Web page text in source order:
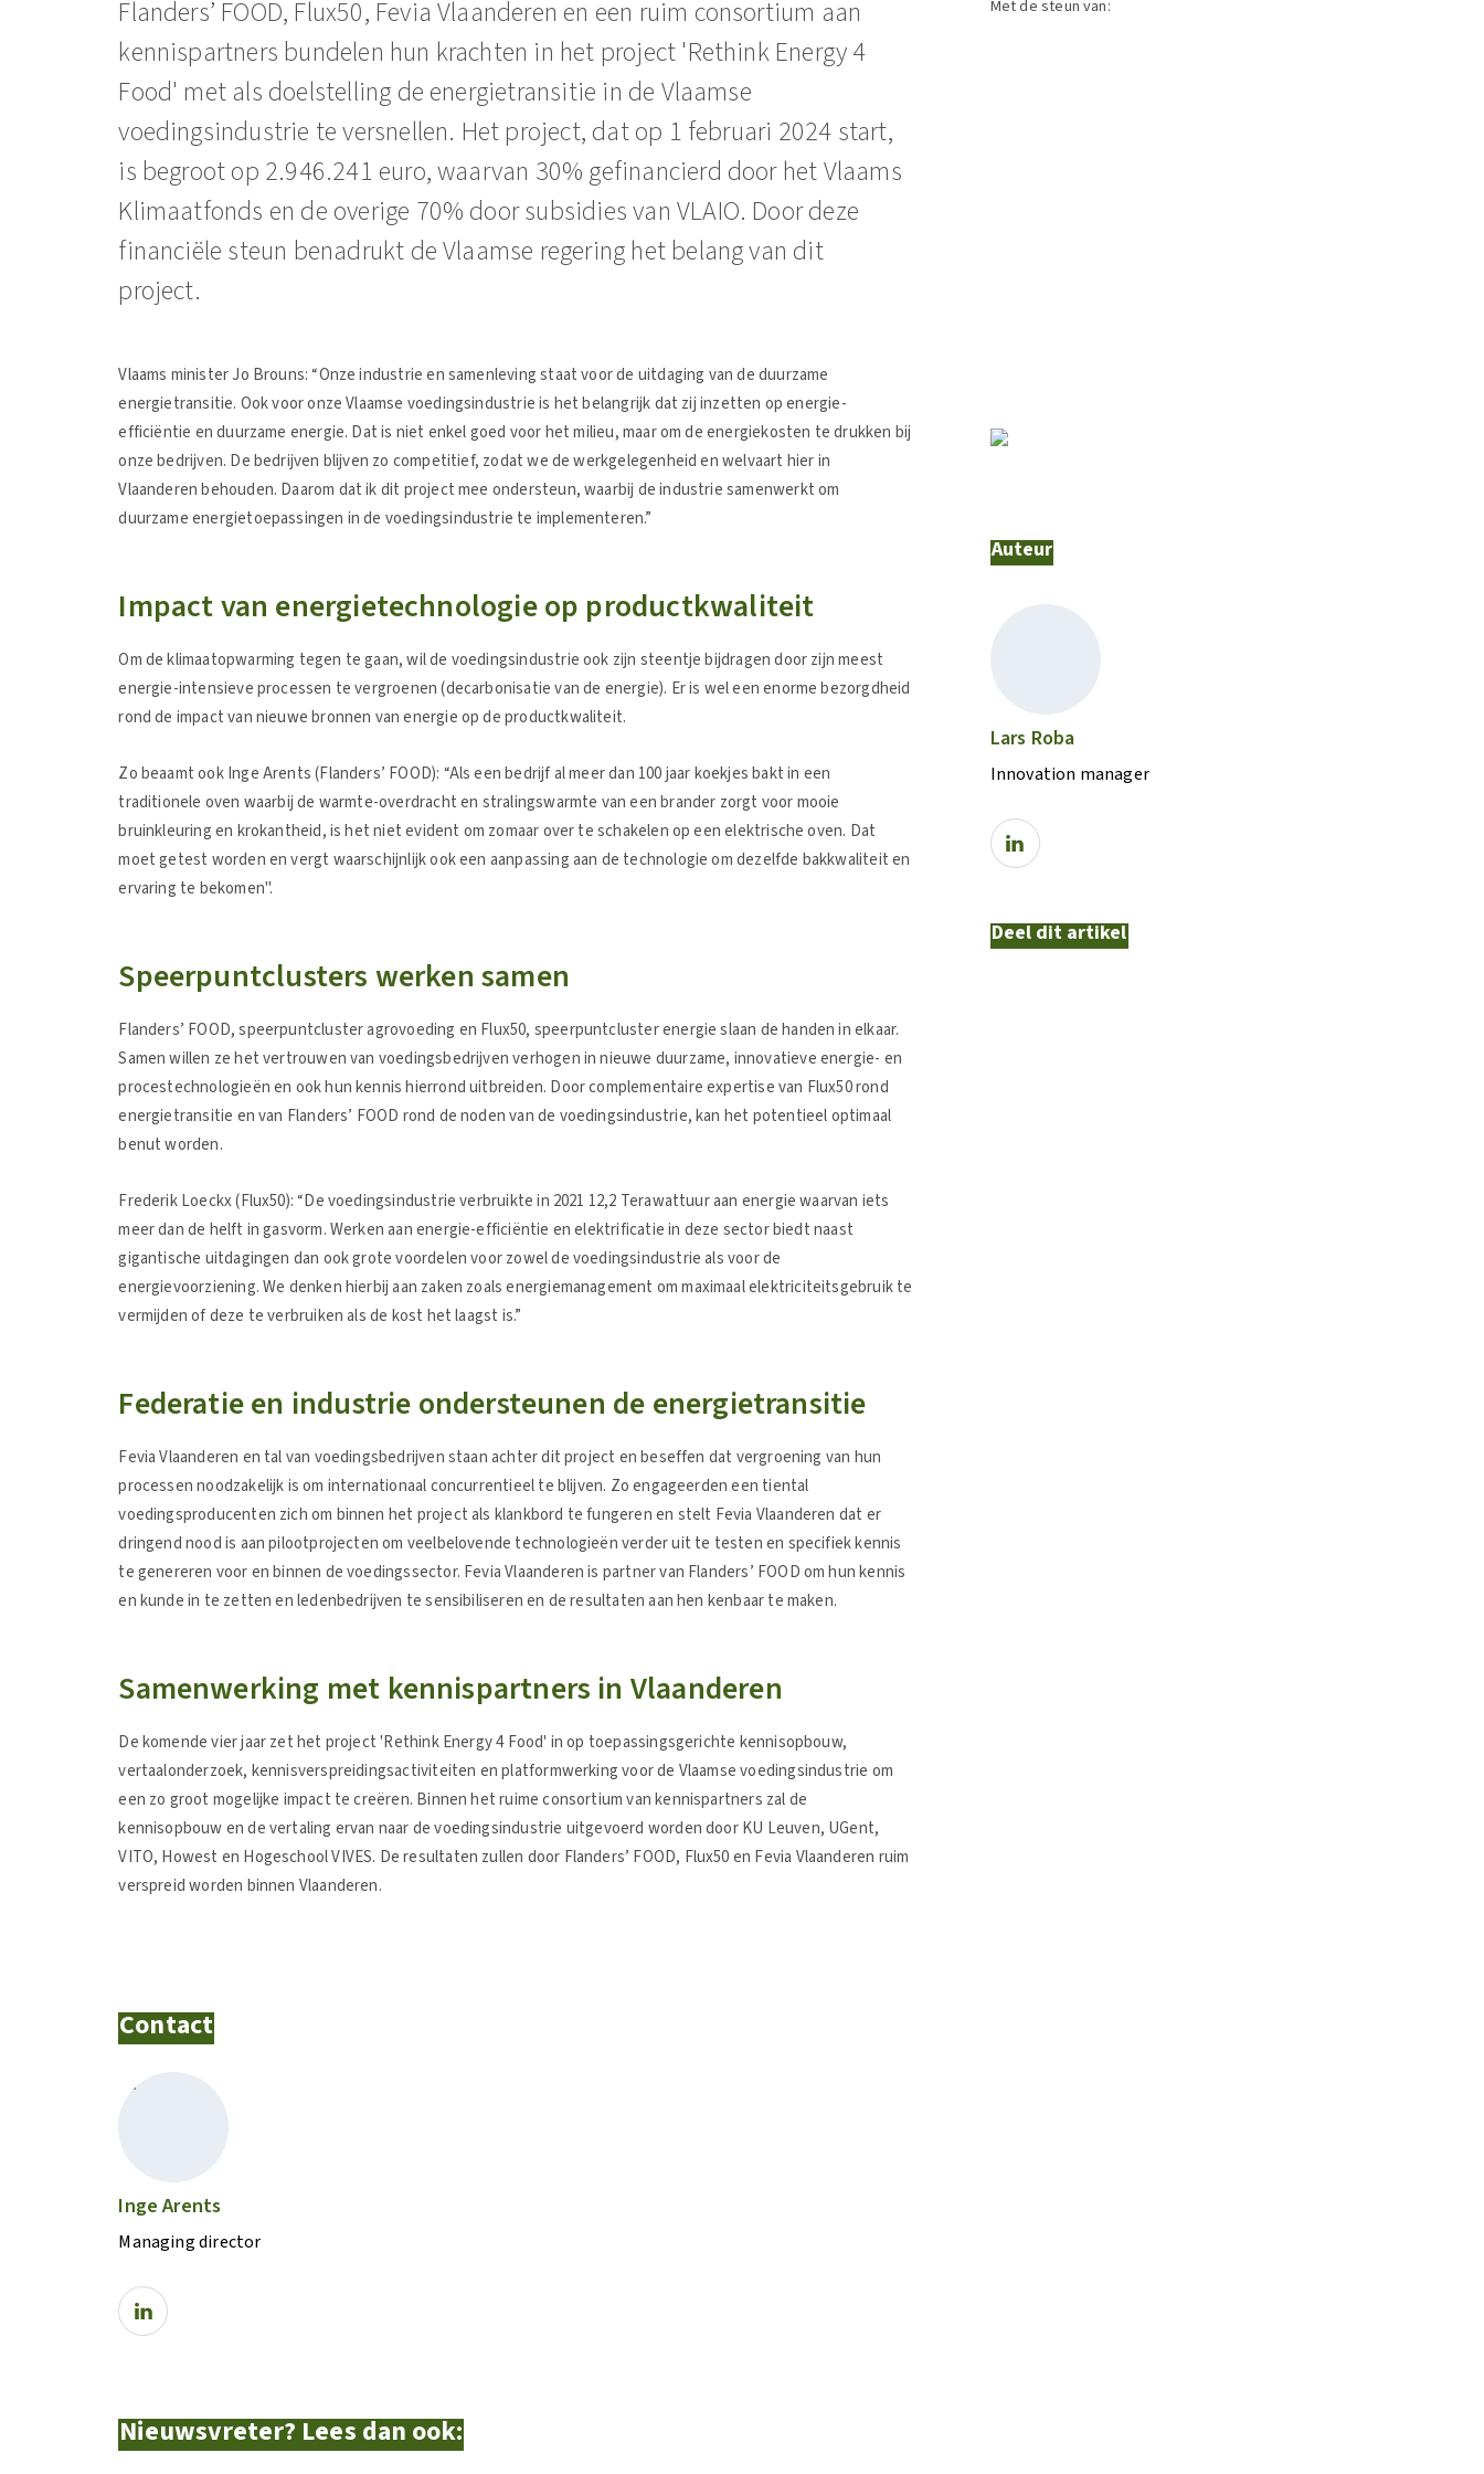
Flanders’ FOOD, Flux50, Fevia Vlaanderen en een ruim consortium aan
kennispartners bundelen hun krachten in het project 'Rethink Energy 4
Food' met als doelstelling de energietransitie in de Vlaamse
voedingsindustrie te versnellen. Het project, dat op 1 februari 2024 start,
is begroot op 2.946.241 euro, waarvan 30% gefinancierd door het Vlaams
Klimaatfonds en de overige 70% door subsidies van VLAIO. Door deze
financiële steun benadrukt de Vlaamse regering het belang van dit
project.
Vlaams minister Jo Brouns: “Onze industrie en samenleving staat voor de uitdaging van de duurzame
energietransitie. Ook voor onze Vlaamse voedingsindustrie is het belangrijk dat zij inzetten op energie-
efficiëntie en duurzame energie. Dat is niet enkel goed voor het milieu, maar om de energiekosten te drukken bij
onze bedrijven. De bedrijven blijven zo competitief, zodat we de werkgelegenheid en welvaart hier in
Vlaanderen behouden. Daarom dat ik dit project mee ondersteun, waarbij de industrie samenwerkt om
duurzame energietoepassingen in de voedingsindustrie te implementeren.”
Impact van energietechnologie op productkwaliteit
Om de klimaatopwarming tegen te gaan, wil de voedingsindustrie ook zijn steentje bijdragen door zijn meest
energie-intensieve processen te vergroenen (decarbonisatie van de energie). Er is wel een enorme bezorgdheid
rond de impact van nieuwe bronnen van energie op de productkwaliteit.
Zo beaamt ook Inge Arents (Flanders’ FOOD): “Als een bedrijf al meer dan 100 jaar koekjes bakt in een
traditionele oven waarbij de warmte-overdracht en stralingswarmte van een brander zorgt voor mooie
bruinkleuring en krokantheid, is het niet evident om zomaar over te schakelen op een elektrische oven. Dat
moet getest worden en vergt waarschijnlijk ook een aanpassing aan de technologie om dezelfde bakkwaliteit en
ervaring te bekomen".
Speerpuntclusters werken samen
Flanders’ FOOD, speerpuntcluster agrovoeding en Flux50, speerpuntcluster energie slaan de handen in elkaar.
Samen willen ze het vertrouwen van voedingsbedrijven verhogen in nieuwe duurzame, innovatieve energie- en
procestechnologieën en ook hun kennis hierrond uitbreiden. Door complementaire expertise van Flux50 rond
energietransitie en van Flanders’ FOOD rond de noden van de voedingsindustrie, kan het potentieel optimaal
benut worden.
Frederik Loeckx (Flux50): “De voedingsindustrie verbruikte in 2021 12,2 Terawattuur aan energie waarvan iets
meer dan de helft in gasvorm. Werken aan energie-efficiëntie en elektrificatie in deze sector biedt naast
gigantische uitdagingen dan ook grote voordelen voor zowel de voedingsindustrie als voor de
energievoorziening. We denken hierbij aan zaken zoals energiemanagement om maximaal elektriciteitsgebruik te
vermijden of deze te verbruiken als de kost het laagst is.”
Federatie en industrie ondersteunen de energietransitie
Fevia Vlaanderen en tal van voedingsbedrijven staan achter dit project en beseffen dat vergroening van hun
processen noodzakelijk is om internationaal concurrentieel te blijven. Zo engageerden een tiental
voedingsproducenten zich om binnen het project als klankbord te fungeren en stelt Fevia Vlaanderen dat er
dringend nood is aan pilootprojecten om veelbelovende technologieën verder uit te testen en specifiek kennis
te genereren voor en binnen de voedingssector. Fevia Vlaanderen is partner van Flanders’ FOOD om hun kennis
en kunde in te zetten en ledenbedrijven te sensibiliseren en de resultaten aan hen kenbaar te maken.
Samenwerking met kennispartners in Vlaanderen
De komende vier jaar zet het project 'Rethink Energy 4 Food' in op toepassingsgerichte kennisopbouw,
vertaalonderzoek, kennisverspreidingsactiviteiten en platformwerking voor de Vlaamse voedingsindustrie om
een zo groot mogelijke impact te creëren. Binnen het ruime consortium van kennispartners zal de
kennisopbouw en de vertaling ervan naar de voedingsindustrie uitgevoerd worden door KU Leuven, UGent,
VITO, Howest en Hogeschool VIVES. De resultaten zullen door Flanders’ FOOD, Flux50 en Fevia Vlaanderen ruim
verspreid worden binnen Vlaanderen.
Contact
Inge Arents
Managing director
Nieuwsvreter? Lees dan ook:
Met de steun van:
Auteur
Lars Roba
Innovation manager
Deel dit artikel